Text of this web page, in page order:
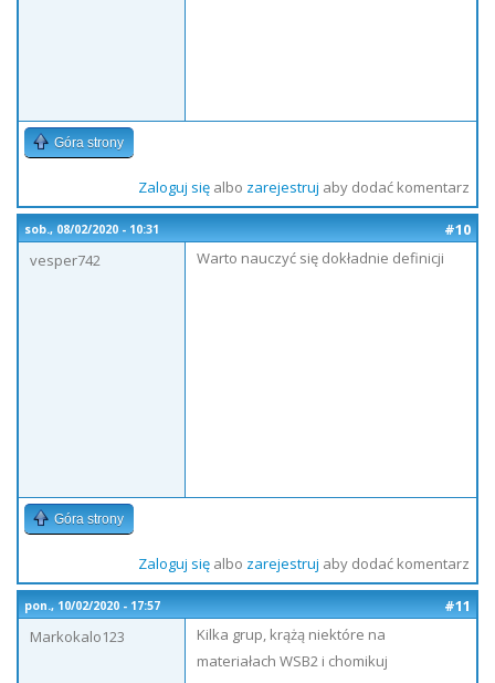
Góra strony
Zaloguj sięalbo zarejestruj aby dodać komentarz
sob., 08/02/2020 - 10:31
#10
vesper742
Warto nauczyć się dokładnie definicji
Góra strony
Zaloguj sięalbo zarejestruj aby dodać komentarz
pon., 10/02/2020 - 17:57
#11
Markokalo123
Kilka grup, krążą niektóre na
materiałach WSB2 i chomikuj